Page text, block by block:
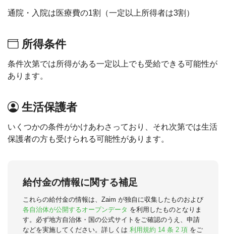
通院・入院は医療費の1割（一定以上所得者は3割）
所得条件
条件次第では所得がある一定以上でも受給できる可能性が
あります。
生活保護者
いくつかの条件がかけあわさっており、それ次第では生活
保護者の方も受けられる可能性があります。
給付金の情報に関する補足
これらの給付金の情報は、Zaim が独自に収集したものおよび
各自治体が公開するオープンデータ を利用したものとなりま
す。必ず地方自治体・国の公式サイトをご確認のうえ、申請
などを実施してください。詳しくは 利用規約 14 条 2 項 をご